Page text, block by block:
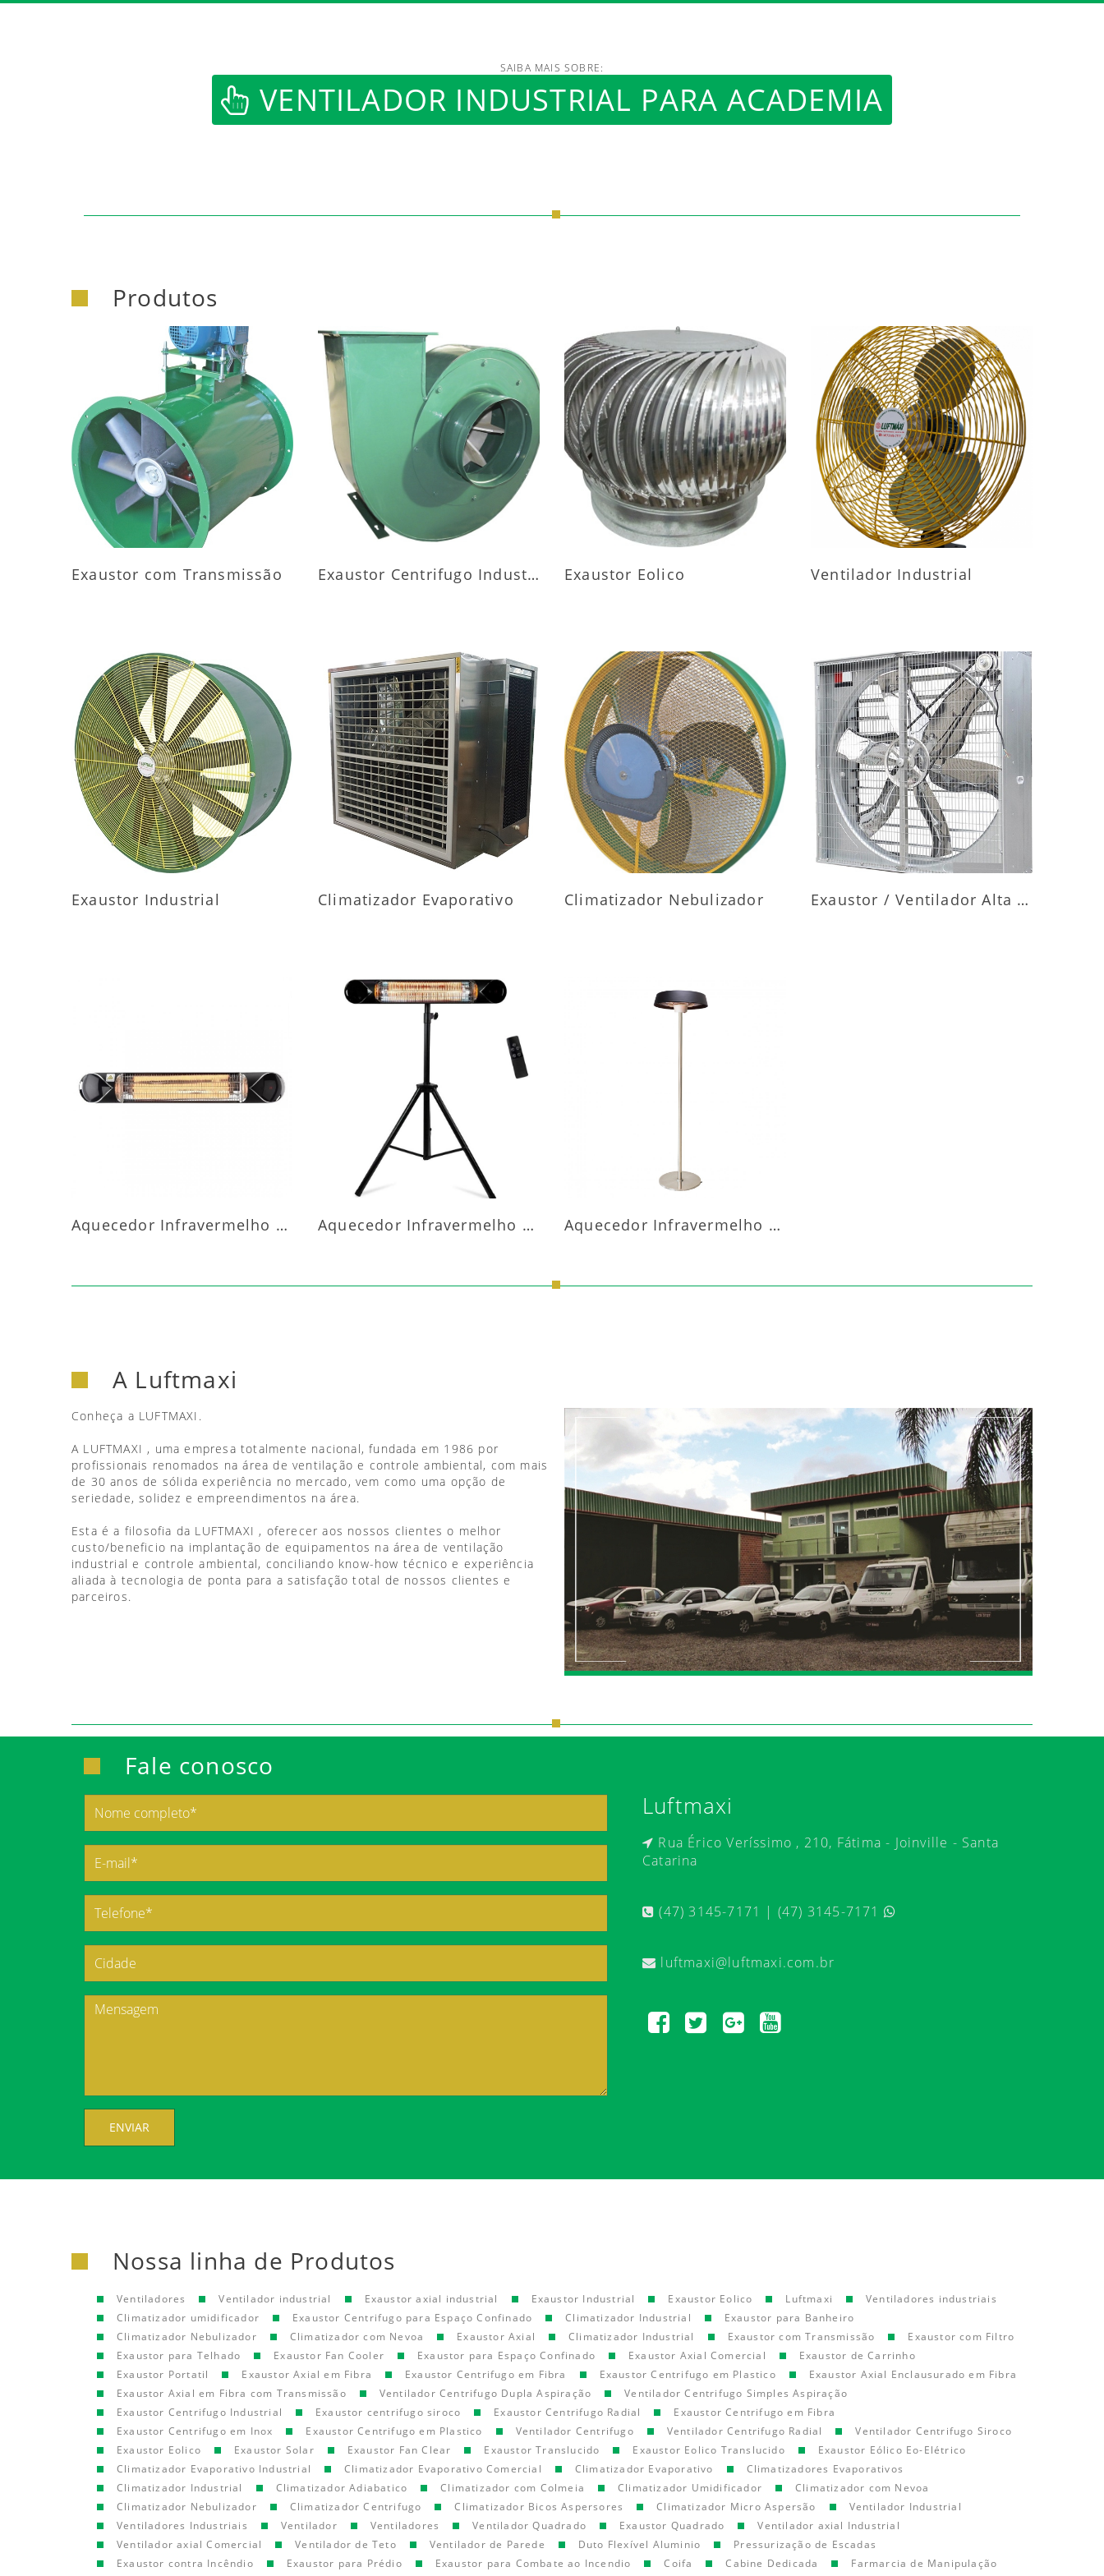
SAIBA MAIS SOBRE:
VENTILADOR INDUSTRIAL PARA ACADEMIA
Produtos
MAIS INFORMAÇÕES
Exaustor com Transmissão
MAIS INFORMAÇÕES
Exaustor Centrifugo Industrial
MAIS INFORMAÇÕES
Exaustor Eolico
MAIS INFORMAÇÕES
Ventilador Industrial
MAIS INFORMAÇÕES
Exaustor Industrial
MAIS INFORMAÇÕES
Climatizador Evaporativo
MAIS INFORMAÇÕES
Climatizador Nebulizador
MAIS INFORMAÇÕES
Exaustor / Ventilador Alta Vazão
MAIS INFORMAÇÕES
Aquecedor Infravermelho Parede
MAIS INFORMAÇÕES
Aquecedor Infravermelho Pedestal Aquecedor Infravermelho Coluna
A Luftmaxi
Conheça a LUFTMAXI.
A LUFTMAXI , uma empresa totalmente nacional, fundada em 1986 por
profissionais renomados na área de ventilação e controle ambiental, com mais
de 30 anos de sólida experiência no mercado, vem como uma opção de
seriedade, solidez e empreendimentos na área.
Esta é a filosofia da LUFTMAXI , oferecer aos nossos clientes o melhor
custo/beneficio na implantação de equipamentos na área de ventilação
industrial e controle ambiental, conciliando know-how técnico e experiência
aliada à tecnologia de ponta para a satisfação total de nossos clientes e
parceiros.
Fale conosco
ENVIAR
Luftmaxi
Rua Érico Veríssimo , 210, Fátima - Joinville - Santa
Catarina
(47) 3145-7171 | (47) 3145-7171
luftmaxi@luftmaxi.com.br
Nossa linha de Produtos
Ventiladores Ventilador industrial Exaustor axial industrial Exaustor Industrial Exaustor Eolico Luftmaxi
Ventiladores industriais
Climatizador umidificador
Exaustor Centrifugo para Espaço Confinado Climatizador Industrial
Exaustor para Banheiro
Climatizador Nebulizador
Climatizador com Nevoa Exaustor Axial Climatizador Industrial Exaustor com Transmissão
Exaustor com Filtro
Exaustor para Telhado
Exaustor Fan Cooler Exaustor para Espaço Confinado Exaustor Axial Comercial
Exaustor de Carrinho
Exaustor Portatil
Exaustor Axial em Fibra Exaustor Centrifugo em Fibra Exaustor Centrifugo em Plastico
Exaustor Axial Enclausurado em Fibra
Exaustor Axial em Fibra com Transmissão
Ventilador Centrifugo Dupla Aspiração
Ventilador Centrifugo Simples Aspiração
Exaustor Centrifugo Industrial
Exaustor centrifugo siroco Exaustor Centrifugo Radial
Exaustor Centrifugo em Fibra
Exaustor Centrifugo em Inox
Exaustor Centrifugo em Plastico Ventilador Centrifugo Ventilador Centrifugo Radial
Ventilador Centrifugo Siroco
Exaustor Eolico
Exaustor Solar Exaustor Fan Clear Exaustor Translucido Exaustor Eolico Translucido
Exaustor Eólico Eo-Elétrico
Climatizador Evaporativo Industrial
Climatizador Evaporativo Comercial Climatizador Evaporativo
Climatizadores Evaporativos
Climatizador Industrial
Climatizador Adiabatico Climatizador com Colmeia Climatizador Umidificador
Climatizador com Nevoa
Climatizador Nebulizador
Climatizador Centrifugo Climatizador Bicos Aspersores Climatizador Micro Aspersão
Ventilador Industrial
Ventiladores Industriais
Ventilador Ventiladores Ventilador Quadrado Exaustor Quadrado
Ventilador axial Industrial
Ventilador axial Comercial
Ventilador de Teto Ventilador de Parede Duto Flexível Aluminio
Pressurização de Escadas
Exaustor contra Incêndio
Exaustor para Prédio Exaustor para Combate ao Incendio Coifa Cabine Dedicada
Farmarcia de Manipulação